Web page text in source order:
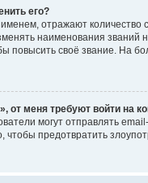
его?
отражают
наименования званий
повысить своё звание. На
от меня требуют войти на
могут отправлять
чтобы предотвратить